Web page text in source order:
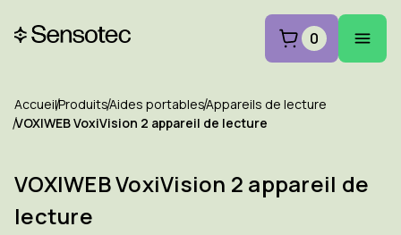
0
AccueilProduitsAides portablesAppareils de lecture
VOXIWEB VoxiVision 2 appareil de lecture
VOXIWEB VoxiVision 2 appareil de
lecture